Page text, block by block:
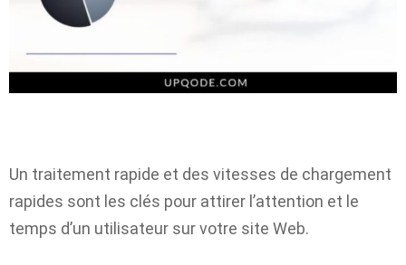
Un traitement rapide et des vitesses de chargement
rapides sont les clés pour attirer l’attention et le
temps d’un utilisateur sur votre site Web.